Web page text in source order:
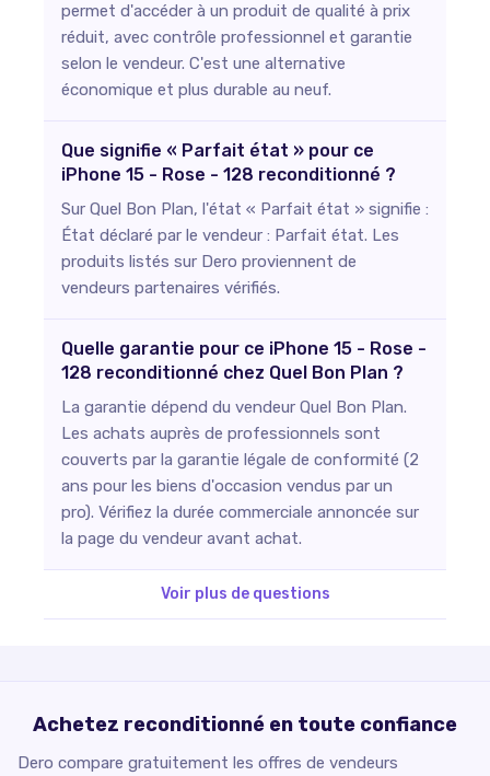
permet d'accéder à un produit de qualité à prix
réduit, avec contrôle professionnel et garantie
selon le vendeur. C'est une alternative
économique et plus durable au neuf.
Que signifie « Parfait état » pour ce
iPhone 15 - Rose - 128 reconditionné ?
Sur Quel Bon Plan, l'état « Parfait état » signifie :
État déclaré par le vendeur : Parfait état. Les
produits listés sur Dero proviennent de
vendeurs partenaires vérifiés.
Quelle garantie pour ce iPhone 15 - Rose -
128 reconditionné chez Quel Bon Plan ?
La garantie dépend du vendeur Quel Bon Plan.
Les achats auprès de professionnels sont
couverts par la garantie légale de conformité (2
ans pour les biens d'occasion vendus par un
pro). Vérifiez la durée commerciale annoncée sur
la page du vendeur avant achat.
Voir plus de questions
Achetez reconditionné en toute confiance
Dero compare gratuitement les offres de vendeurs